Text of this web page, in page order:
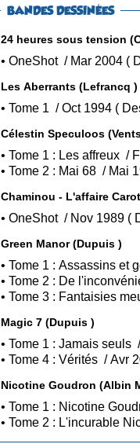
BANDES DESSINÉES
24 heures sous tension
•
Les Aberrants (Lefrancq )
•
Célestin Speculoos
Chaminou - L'affaire
•
Green Manor (Dupuis )
Magic 7 (Dupuis )
Nicotine Goudron (Albin